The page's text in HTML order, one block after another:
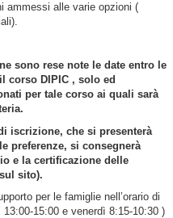
ammessi alle varie opzioni (
sono rese note le date entro le
corso DIPIC , solo ed
per tale corso ai quali sarà
iscrizione, che si presenterà
preferenze, si consegnerà
e la certificazione delle
sito).
per le famiglie nell’orario di
15:00 e venerdì 8:15-10:30 )